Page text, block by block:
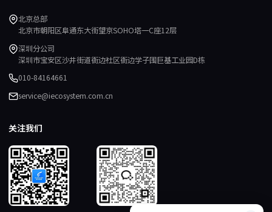
北京总部
北京市朝阳区阜通东大街望京SOHO塔一C座12层
深圳分公司
深圳市宝安区沙井街道衙边社区衙边学子围巨基工业园D栋
010-84164661
service@iecosystem.com.cn
关注我们